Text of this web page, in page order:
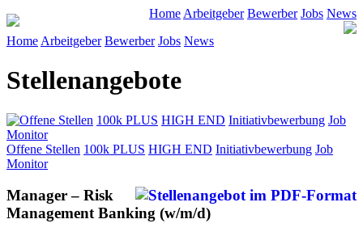
Home Arbeitgeber Bewerber Jobs News
Home Arbeitgeber Bewerber Jobs News
Stellenangebote
Offene Stellen 100k PLUS HIGH END Initiativbewerbung Job
Monitor
Offene Stellen 100k PLUS HIGH END Initiativbewerbung Job
Monitor
Manager – Risk
Management Banking (w/m/d)